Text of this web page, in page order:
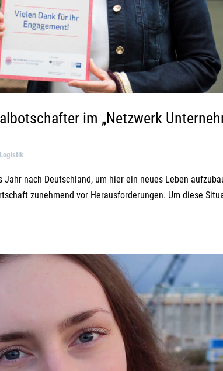
im „Netzwerk
Logistik
Jahr nach Deutschland, um hier ein neues Leben
zunehmend vor Herausforderungen. Um diese